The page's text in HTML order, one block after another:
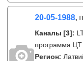
20-05-1988,
Каналы [3]:
программа
Регион: